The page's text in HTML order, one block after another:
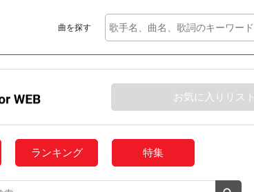
曲を探す
お気に入りリスト
ランキング 特集